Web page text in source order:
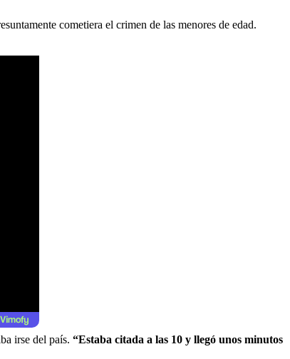
cometiera el crimen de las menores de edad.
irse del país. “Estaba citada a las 10 y llegó unos minutos